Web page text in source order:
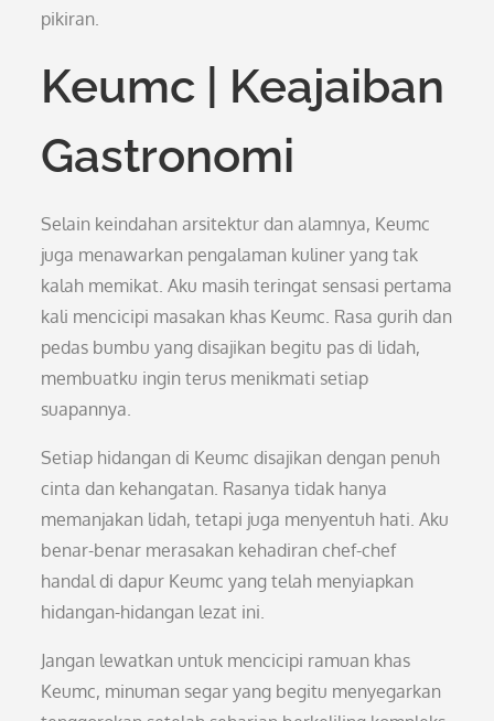
pikiran.
Keumc | Keajaiban
Gastronomi
Selain keindahan arsitektur dan alamnya, Keumc
juga menawarkan pengalaman kuliner yang tak
kalah memikat. Aku masih teringat sensasi pertama
kali mencicipi masakan khas Keumc. Rasa gurih dan
pedas bumbu yang disajikan begitu pas di lidah,
membuatku ingin terus menikmati setiap
suapannya.
Setiap hidangan di Keumc disajikan dengan penuh
cinta dan kehangatan. Rasanya tidak hanya
memanjakan lidah, tetapi juga menyentuh hati. Aku
benar-benar merasakan kehadiran chef-chef
handal di dapur Keumc yang telah menyiapkan
hidangan-hidangan lezat ini.
Jangan lewatkan untuk mencicipi ramuan khas
Keumc, minuman segar yang begitu menyegarkan